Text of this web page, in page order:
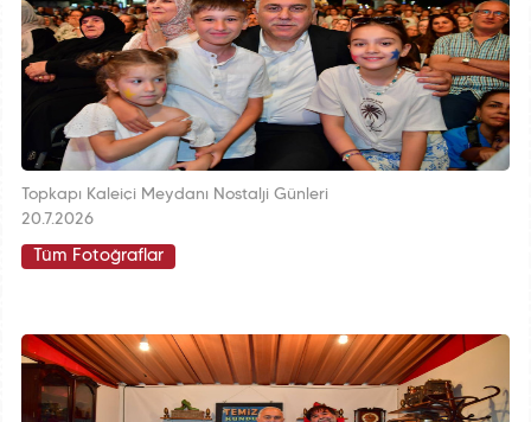
Topkapı Kaleiçi Meydanı Nostalji Günleri
20.7.2026
Tüm Fotoğraflar